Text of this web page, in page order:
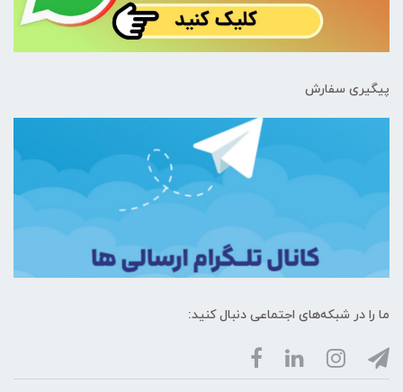
پیگیری سفارش
ما را در شبکه‌های اجتماعی دنبال کنید: